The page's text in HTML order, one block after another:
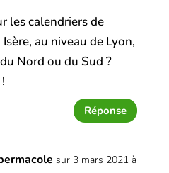
les calendriers de
au niveau de Lyon,
Nord ou du Sud ?
Réponse
sur 3 mars 2021 à